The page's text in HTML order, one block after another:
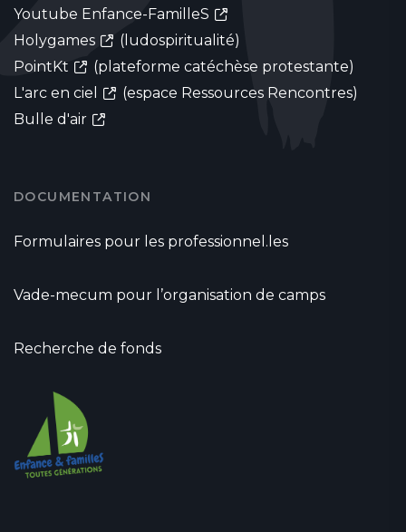
Youtube Enfance-FamilleS
Holygames
(ludospiritualité)
PointKt
(plateforme catéchèse protestante)
L'arc en ciel
(espace Ressources Rencontres)
Bulle d'air
DOCUMENTATION
Formulaires pour les professionnel.les
Vade-mecum pour l’organisation de camps
Recherche de fonds